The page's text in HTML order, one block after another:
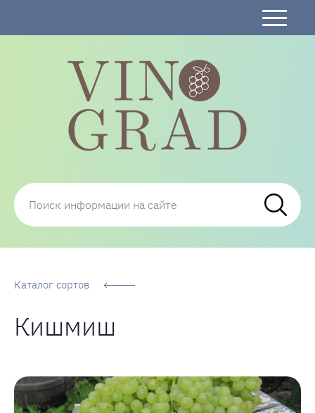
Сорта Винограда: описание, фото, отзывы,
технологии посадки и ухода
Каталог сортов
Кишмиш